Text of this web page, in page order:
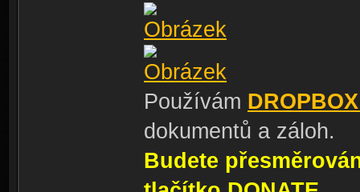
Používám
dokumentů a záloh.
Budete